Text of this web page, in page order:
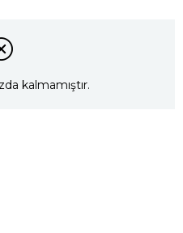
kalmamıştır.